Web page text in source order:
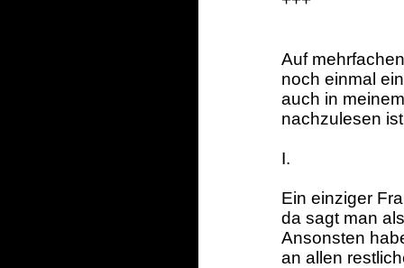
Auf
noch einmal
auch in
nachzulesen
I.
Ein einziger
da sagt man
Ansonsten
an allen